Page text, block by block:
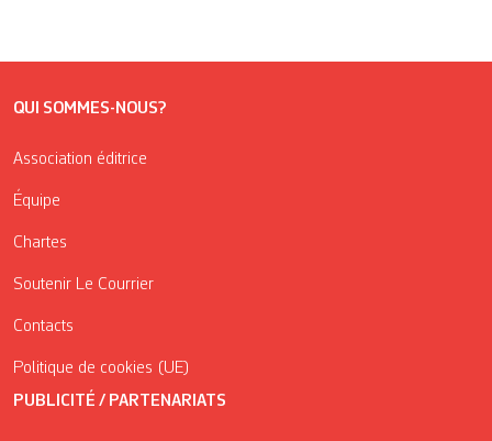
QUI SOMMES-NOUS?
Association éditrice
Équipe
Chartes
Soutenir Le Courrier
Contacts
Politique de cookies (UE)
PUBLICITÉ / PARTENARIATS